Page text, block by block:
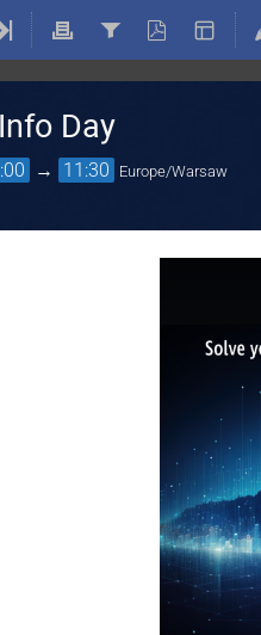
Day
→ 11:30 Europe/Warsaw